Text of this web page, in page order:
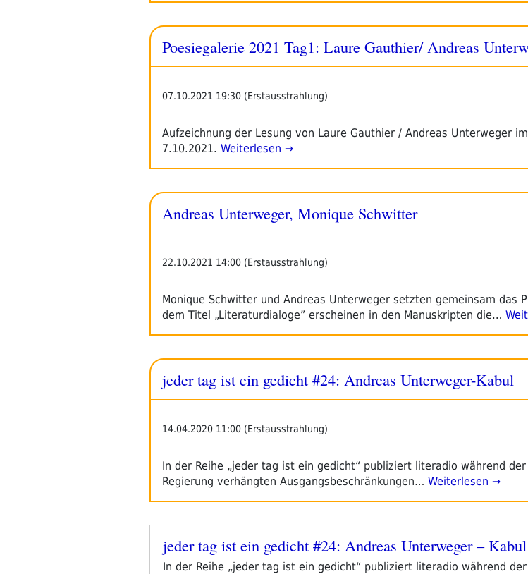
Poesiegalerie 2021 Tag1: Laure Gauthier/ Andreas
07.10.2021 19:30 (Erstausstrahlung)
Aufzeichnung der Lesung von Laure Gauthier / Andreas Unterweger
7.10.2021. Weiterlesen →
Andreas Unterweger, Monique Schwitter
22.10.2021 14:00 (Erstausstrahlung)
Monique Schwitter und Andreas Unterweger setzten gemeinsam das
dem Titel „Literaturdialoge” erscheinen in den Manuskripten die…
jeder tag ist ein gedicht #24: Andreas Unterweger-Kabul
14.04.2020 11:00 (Erstausstrahlung)
In der Reihe „jeder tag ist ein gedicht“ publiziert literadio während
Regierung verhängten Ausgangsbeschränkungen… Weiterlesen →
Veröffentlicht
am
jeder tag ist ein gedicht #24: Andreas Unterweger – Kabul
In der Reihe „jeder tag ist ein gedicht“ publiziert literadio während